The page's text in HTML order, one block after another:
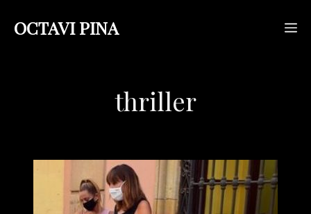
OCTAVI PINA
thriller